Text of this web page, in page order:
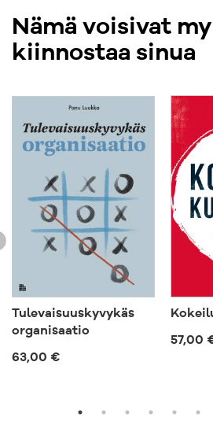
Nämä voisivat
kiinnostaa sinua
Tulevaisuuskyvykäs
organisaatio
63,00 €
57,00